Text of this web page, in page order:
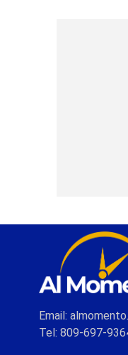
Email:
Tel: 809-697-